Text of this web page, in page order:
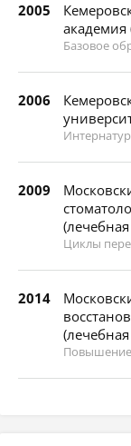
2005
академия
Базовое
2006
2009
Циклы
2014